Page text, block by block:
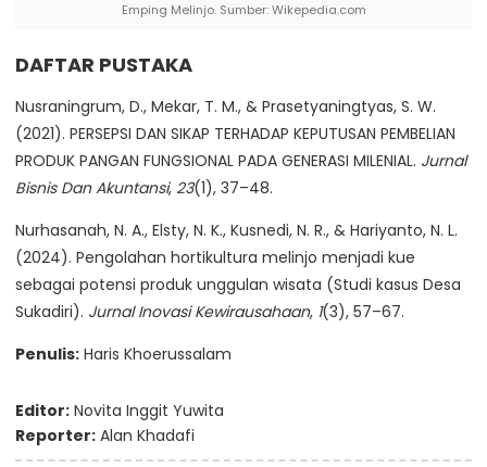
Emping Melinjo. Sumber: Wikepedia.com
DAFTAR PUSTAKA
Nusraningrum, D., Mekar, T. M., & Prasetyaningtyas, S. W.
(2021). PERSEPSI DAN SIKAP TERHADAP KEPUTUSAN PEMBELIAN
PRODUK PANGAN FUNGSIONAL PADA GENERASI MILENIAL. Jurnal
Bisnis Dan Akuntansi, 23(1), 37–48.
Nurhasanah, N. A., Elsty, N. K., Kusnedi, N. R., & Hariyanto, N. L.
(2024). Pengolahan hortikultura melinjo menjadi kue
sebagai potensi produk unggulan wisata (Studi kasus Desa
Sukadiri). Jurnal Inovasi Kewirausahaan, 1(3), 57–67.
Penulis: Haris Khoerussalam
Editor: Novita Inggit Yuwita
Reporter: Alan Khadafi